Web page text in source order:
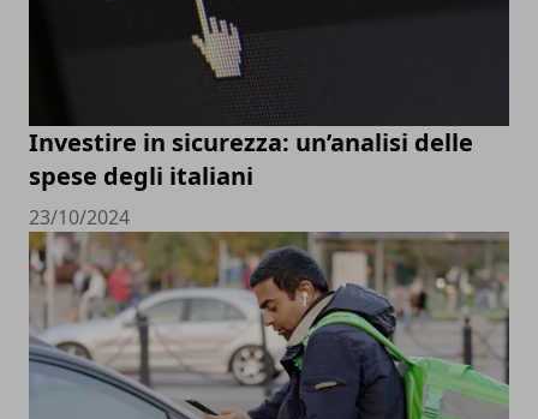
Investire in sicurezza: un’analisi delle
spese degli italiani
23/10/2024